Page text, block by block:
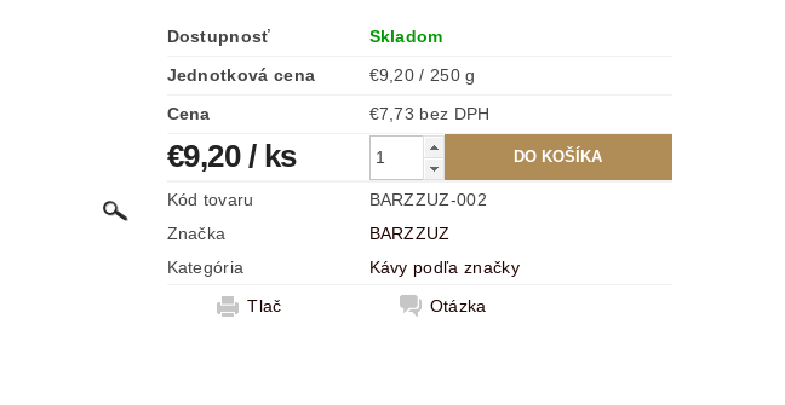
Dostupnosť
Skladom
Jednotková cena
€9,20 / 250 g
Cena
€7,73 bez DPH
€9,20 / ks
Kód tovaru
BARZZUZ-002
Značka
BARZZUZ
Kategória
Kávy podľa značky
Tlač
Otázka